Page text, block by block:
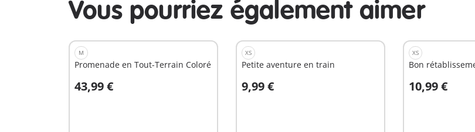
Vous pourriez également aimer
M
Promenade en Tout-Terrain Coloré
43,99 €
Au panier
XS
Petite aventure en train
9,99 €
Au panier
XS
Bon
10,99 €
Au panier